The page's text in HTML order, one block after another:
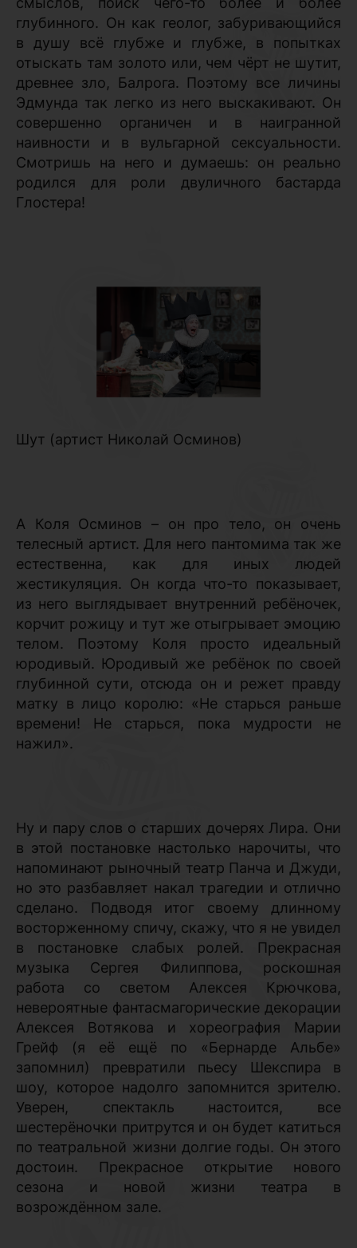
глубинного. Он как геолог, забуривающийся
в душу всё глубже и глубже, в попытках
отыскать там золото или, чем чёрт не шутит,
древнее зло, Балрога. Поэтому все личины
Эдмунда так легко из него выскакивают. Он
совершенно органичен и в наигранной
наивности и в вульгарной сексуальности.
Смотришь на него и думаешь: он реально
родился для роли двуличного бастарда
Глостера!
Шут (артист Николай Осминов)
А Коля Осминов – он про тело, он очень
телесный артист. Для него пантомима так же
естественна, как для иных людей
жестикуляция. Он когда что-то показывает,
из него выглядывает внутренний ребёночек,
корчит рожицу и тут же отыгрывает эмоцию
телом. Поэтому Коля просто идеальный
юродивый. Юродивый же ребёнок по своей
глубинной сути, отсюда он и режет правду
матку в лицо королю: «Не старься раньше
времени! Не старься, пока мудрости не
нажил».
Ну и пару слов о старших дочерях Лира. Они
в этой постановке настолько нарочиты, что
напоминают рыночный театр Панча и Джуди,
но это разбавляет накал трагедии и отлично
сделано. Подводя итог своему длинному
восторженному спичу, скажу, что я не увидел
в постановке слабых ролей. Прекрасная
музыка Сергея Филиппова, роскошная
работа со светом Алексея Крючкова,
невероятные фантасмагорические декорации
Алексея Вотякова и хореография Марии
Грейф (я её ещё по «Бернарде Альбе»
запомнил) превратили пьесу Шекспира в
шоу, которое надолго запомнится зрителю.
Уверен, спектакль настоится, все
шестерёночки притрутся и он будет катиться
по театральной жизни долгие годы. Он этого
достоин. Прекрасное открытие нового
сезона и новой жизни театра в
возрождённом зале.